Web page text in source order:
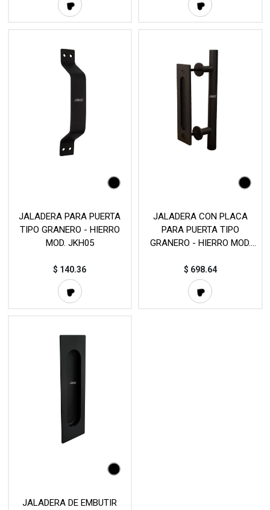
JALADERA PARA PUERTA
TIPO GRANERO - HIERRO
MOD. JKH05
$ 140.36
JALADERA CON PLACA
PARA PUERTA TIPO
GRANERO - HIERRO MOD.
$ 698.64
JALADERA DE EMBUTIR